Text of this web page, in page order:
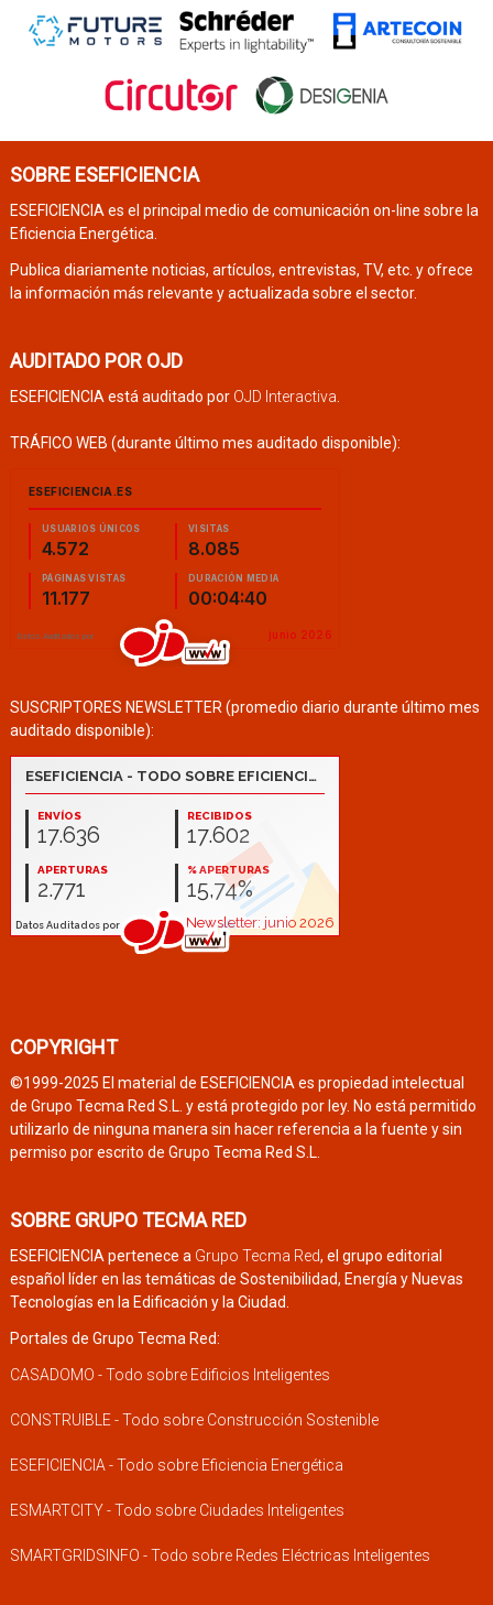
SOBRE ESEFICIENCIA
ESEFICIENCIA es el principal medio de comunicación on-line sobre la
Eficiencia Energética.
Publica diariamente noticias, artículos, entrevistas, TV, etc. y ofrece
la información más relevante y actualizada sobre el sector.
AUDITADO POR OJD
ESEFICIENCIA está auditado por OJD Interactiva
TRÁFICO WEB (durante último mes auditado disponible):
SUSCRIPTORES NEWSLETTER (promedio diario durante último mes
auditado disponible):
COPYRIGHT
©1999-2025 El material de ESEFICIENCIA es propiedad intelectual
de Grupo Tecma Red S.L. y está protegido por ley. No está permitido
utilizarlo de ninguna manera sin hacer referencia a la fuente y sin
permiso por escrito de Grupo Tecma Red S.L.
SOBRE GRUPO TECMA RED
ESEFICIENCIA pertenece a Grupo Tecma Red, el grupo editorial
español líder en las temáticas de Sostenibilidad, Energía y Nuevas
Tecnologías en la Edificación y la Ciudad.
Portales de Grupo Tecma Red:
CASADOMO - Todo sobre Edificios Inteligentes
CONSTRUIBLE - Todo sobre Construcción Sostenible
ESEFICIENCIA - Todo sobre Eficiencia Energética
ESMARTCITY - Todo sobre Ciudades Inteligentes
SMARTGRIDSINFO - Todo sobre Redes Eléctricas Inteligentes